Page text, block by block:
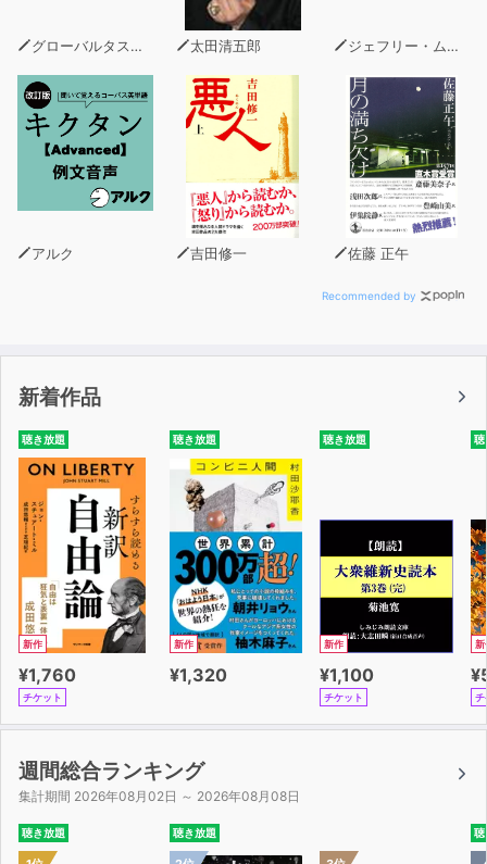
グローバルタスクフォース(著) 太田清五郎 ジェフリー・ムーア
アルク 吉田修一 佐藤 正午
Recommended by
新着作品
聴き放題
新作
¥1,760
チケット
聴き放題
新作
¥1,320
聴き放題
新作
¥1,100
チケット
聴
新
チ
週間総合ランキング
集計期間 2026年08月02日 ～ 2026年08月08日
聴き放題 聴き放題 聴